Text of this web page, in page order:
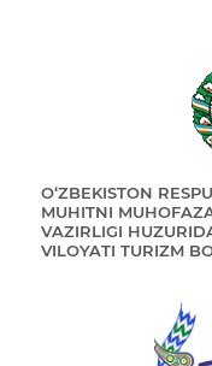
O‘ZBEKISTON
MUHITNI
VAZIRLIGI
VILOYATI TURIZM